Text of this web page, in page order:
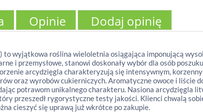
Opinie Dodaj opinię
wyjątkowa roślina wieloletnia osiągająca imponującą
i przemysłowe, stanowi doskonały wybór dla osób
arcydzięgla charakteryzują się intensywnym,
oraz wyrobów cukierniczych. Aromatyczne owoce i liście
potrawom unikalnego charakteru. Nasiona arcydzięgla
przeszedł rygorystyczne testy jakości. Klienci chwalą
cieszyć się uprawą już wkrótce po zakupie.